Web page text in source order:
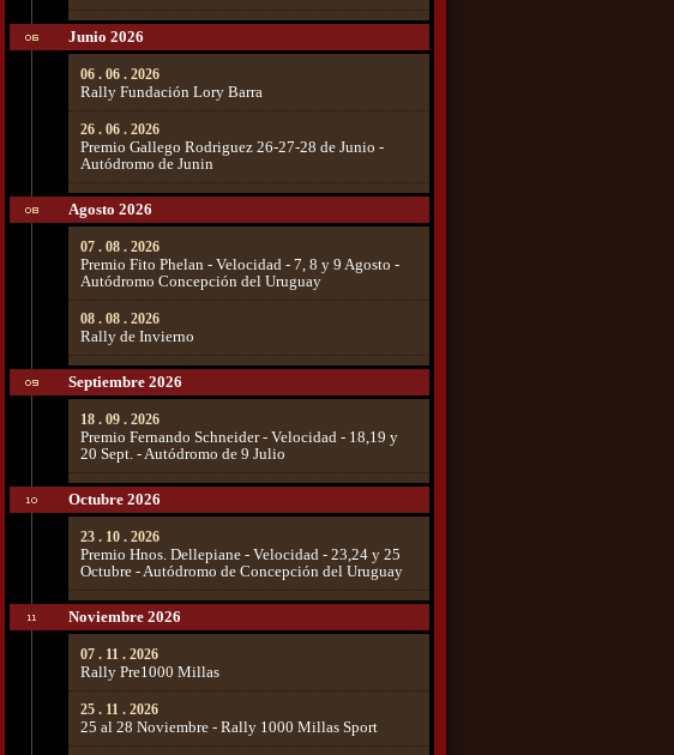
Junio 2026
06 . 06 . 2026
Rally Fundación Lory Barra
26 . 06 . 2026
Premio Gallego Rodriguez 26-27-28 de Junio -
Autódromo de Junin
Agosto 2026
07 . 08 . 2026
Premio Fito Phelan - Velocidad - 7, 8 y 9 Agosto -
Autódromo Concepción del Uruguay
08 . 08 . 2026
Rally de Invierno
Septiembre 2026
18 . 09 . 2026
Premio Fernando Schneider - Velocidad - 18,19 y
20 Sept. - Autódromo de 9 Julio
Octubre 2026
23 . 10 . 2026
Premio Hnos. Dellepiane - Velocidad - 23,24 y 25
Octubre - Autódromo de Concepción del Uruguay
Noviembre 2026
07 . 11 . 2026
Rally Pre1000 Millas
25 . 11 . 2026
25 al 28 Noviembre - Rally 1000 Millas Sport